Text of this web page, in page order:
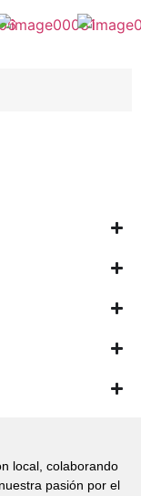
local, colaborando
pasión por el